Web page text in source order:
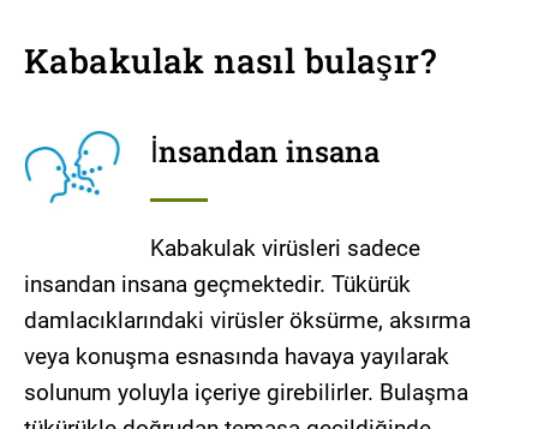
Kabakulak nasıl bulaşır?
İnsandan insana
Kabakulak virüsleri sadece
insandan insana geçmektedir. Tükürük
damlacıklarındaki virüsler öksürme, aksırma
veya konuşma esnasında havaya yayılarak
solunum yoluyla içeriye girebilirler. Bulaşma